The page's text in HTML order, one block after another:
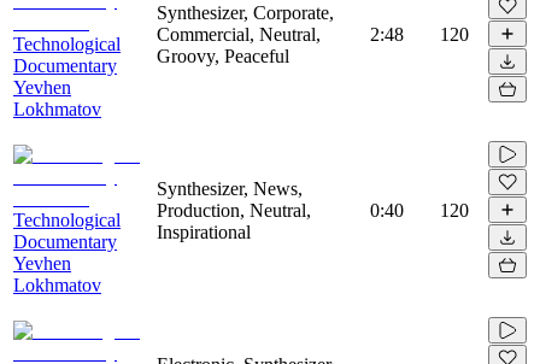
Technological
Documentary
Yevhen
Lokhmatov
Synthesizer, Corporate,
Commercial, Neutral,
Groovy, Peaceful
2:48 120
Technological
Documentary
Yevhen
Lokhmatov
Synthesizer, News,
Production, Neutral,
Inspirational
0:40 120